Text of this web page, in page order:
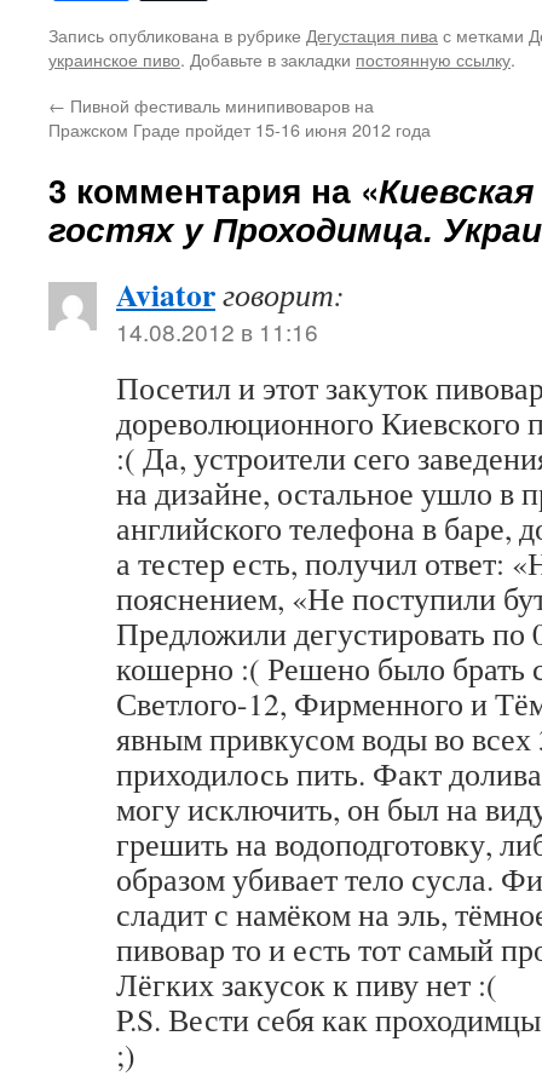
Запись опубликована в рубрике Дегустация пива с метками
украинское пиво. Добавьте в закладки постоянную ссылку.
← Пивной фестиваль минипивоваров на
Пражском Граде пройдет 15-16 июня 2012 года
3 комментария на «
гостях у Проходимца.
Aviatorговорит:
14.08.2012 в 11:16
Посетил и этот закуток
дореволюционного Киевского
:( Да, устроители сего
на дизайне, остальное ушло в
английского телефона в баре,
а тестер есть, получил ответ:
пояснением, «Не поступили
Предложили дегустировать по
кошерно :( Решено было брать
Светлого-12, Фирменного и
явным привкусом воды во всех
приходилось пить. Факт
могу исключить, он был на
грешить на водоподготовку,
образом убивает тело сусла.
сладит с намёком на эль,
пивовар то и есть тот самый
Лёгких закусок к пиву нет :(
P.S. Вести себя как
;)